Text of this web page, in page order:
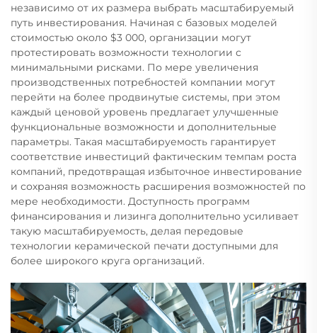
независимо от их размера выбрать масштабируемый
путь инвестирования. Начиная с базовых моделей
стоимостью около $3 000, организации могут
протестировать возможности технологии с
минимальными рисками. По мере увеличения
производственных потребностей компании могут
перейти на более продвинутые системы, при этом
каждый ценовой уровень предлагает улучшенные
функциональные возможности и дополнительные
параметры. Такая масштабируемость гарантирует
соответствие инвестиций фактическим темпам роста
компаний, предотвращая избыточное инвестирование
и сохраняя возможность расширения возможностей по
мере необходимости. Доступность программ
финансирования и лизинга дополнительно усиливает
такую масштабируемость, делая передовые
технологии керамической печати доступными для
более широкого круга организаций.